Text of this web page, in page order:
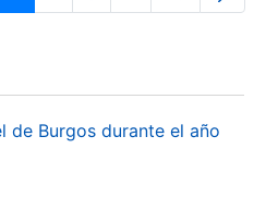
de Burgos durante el año